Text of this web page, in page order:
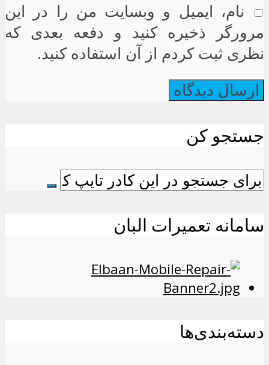
نام، ایمیل و وبسایت من را در این
مرورگر ذخیره کنید و دفعه بعدی که
نظری ثبت کردم از آن استفاده کنید.
جستجو کن
سامانه تعمیرات البان
دسته‌بندی‌ها